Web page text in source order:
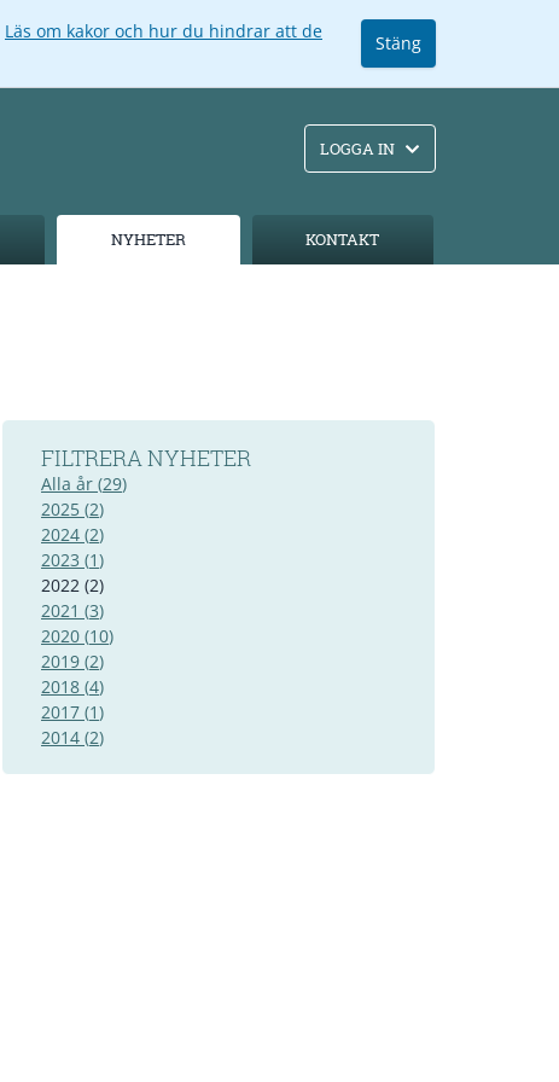
Läs om kakor och hur du hindrar att de
Stäng
LOGGA IN
NYHETER KONTAKT
FILTRERA NYHETER
Alla år (29)
2025 (2)
2024 (2)
2023 (1)
2022 (2)
2021 (3)
2020 (10)
2019 (2)
2018 (4)
2017 (1)
2014 (2)